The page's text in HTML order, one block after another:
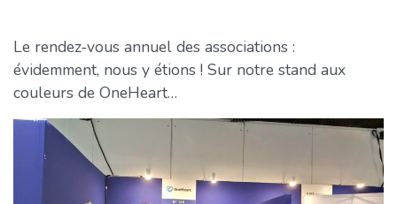
Le rendez-vous annuel des associations :
évidemment, nous y étions ! Sur notre stand aux
couleurs de OneHeart…